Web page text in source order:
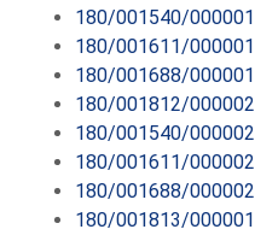
180/001540/000001
180/001611/000001
180/001688/000001
180/001812/000002
180/001540/000002
180/001611/000002
180/001688/000002
180/001813/000001